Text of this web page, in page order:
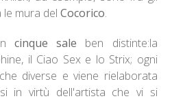
mura del Cocorico.
cinque sale ben distinte:la
il Ciao Sex e lo Strix; ogni
diverse e viene rielaborata
in virtù dell'artista che vi si